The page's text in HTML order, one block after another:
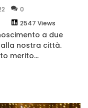
2547 Views
0
a due
nostra città.
merito...